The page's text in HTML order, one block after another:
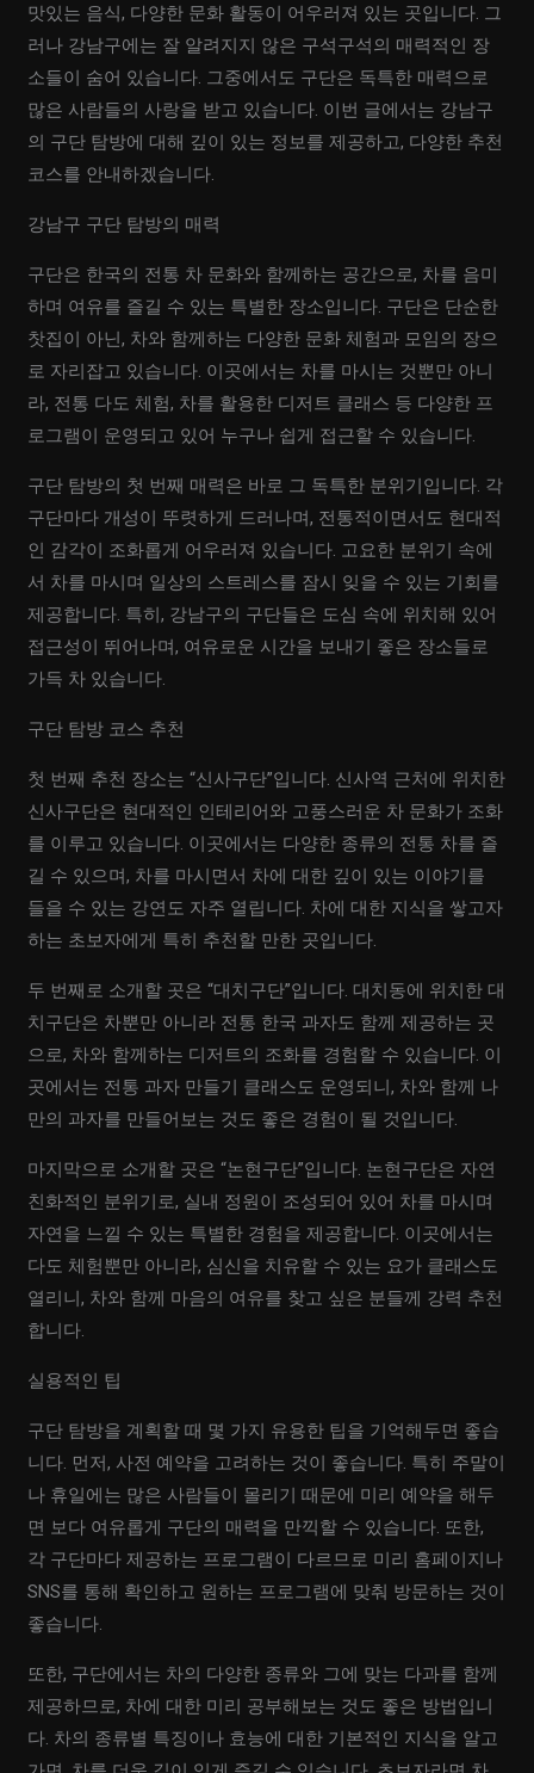
맛있는 음식, 다양한 문화 활동이 어우러져 있는 곳입니다. 그
러나 강남구에는 잘 알려지지 않은 구석구석의 매력적인 장
소들이 숨어 있습니다. 그중에서도 구단은 독특한 매력으로
많은 사람들의 사랑을 받고 있습니다. 이번 글에서는 강남구
의 구단 탐방에 대해 깊이 있는 정보를 제공하고, 다양한 추천
코스를 안내하겠습니다.
강남구 구단 탐방의 매력
구단은 한국의 전통 차 문화와 함께하는 공간으로, 차를 음미
하며 여유를 즐길 수 있는 특별한 장소입니다. 구단은 단순한
찻집이 아닌, 차와 함께하는 다양한 문화 체험과 모임의 장으
로 자리잡고 있습니다. 이곳에서는 차를 마시는 것뿐만 아니
라, 전통 다도 체험, 차를 활용한 디저트 클래스 등 다양한 프
로그램이 운영되고 있어 누구나 쉽게 접근할 수 있습니다.
구단 탐방의 첫 번째 매력은 바로 그 독특한 분위기입니다. 각
구단마다 개성이 뚜렷하게 드러나며, 전통적이면서도 현대적
인 감각이 조화롭게 어우러져 있습니다. 고요한 분위기 속에
서 차를 마시며 일상의 스트레스를 잠시 잊을 수 있는 기회를
제공합니다. 특히, 강남구의 구단들은 도심 속에 위치해 있어
접근성이 뛰어나며, 여유로운 시간을 보내기 좋은 장소들로
가득 차 있습니다.
구단 탐방 코스 추천
첫 번째 추천 장소는 “신사구단”입니다. 신사역 근처에 위치한
신사구단은 현대적인 인테리어와 고풍스러운 차 문화가 조화
를 이루고 있습니다. 이곳에서는 다양한 종류의 전통 차를 즐
길 수 있으며, 차를 마시면서 차에 대한 깊이 있는 이야기를
들을 수 있는 강연도 자주 열립니다. 차에 대한 지식을 쌓고자
하는 초보자에게 특히 추천할 만한 곳입니다.
두 번째로 소개할 곳은 “대치구단”입니다. 대치동에 위치한 대
치구단은 차뿐만 아니라 전통 한국 과자도 함께 제공하는 곳
으로, 차와 함께하는 디저트의 조화를 경험할 수 있습니다. 이
곳에서는 전통 과자 만들기 클래스도 운영되니, 차와 함께 나
만의 과자를 만들어보는 것도 좋은 경험이 될 것입니다.
마지막으로 소개할 곳은 “논현구단”입니다. 논현구단은 자연
친화적인 분위기로, 실내 정원이 조성되어 있어 차를 마시며
자연을 느낄 수 있는 특별한 경험을 제공합니다. 이곳에서는
다도 체험뿐만 아니라, 심신을 치유할 수 있는 요가 클래스도
열리니, 차와 함께 마음의 여유를 찾고 싶은 분들께 강력 추천
합니다.
실용적인 팁
구단 탐방을 계획할 때 몇 가지 유용한 팁을 기억해두면 좋습
니다. 먼저, 사전 예약을 고려하는 것이 좋습니다. 특히 주말이
나 휴일에는 많은 사람들이 몰리기 때문에 미리 예약을 해두
면 보다 여유롭게 구단의 매력을 만끽할 수 있습니다. 또한,
각 구단마다 제공하는 프로그램이 다르므로 미리 홈페이지나
SNS를 통해 확인하고 원하는 프로그램에 맞춰 방문하는 것이
좋습니다.
또한, 구단에서는 차의 다양한 종류와 그에 맞는 다과를 함께
제공하므로, 차에 대한 미리 공부해보는 것도 좋은 방법입니
다. 차의 종류별 특징이나 효능에 대한 기본적인 지식을 알고